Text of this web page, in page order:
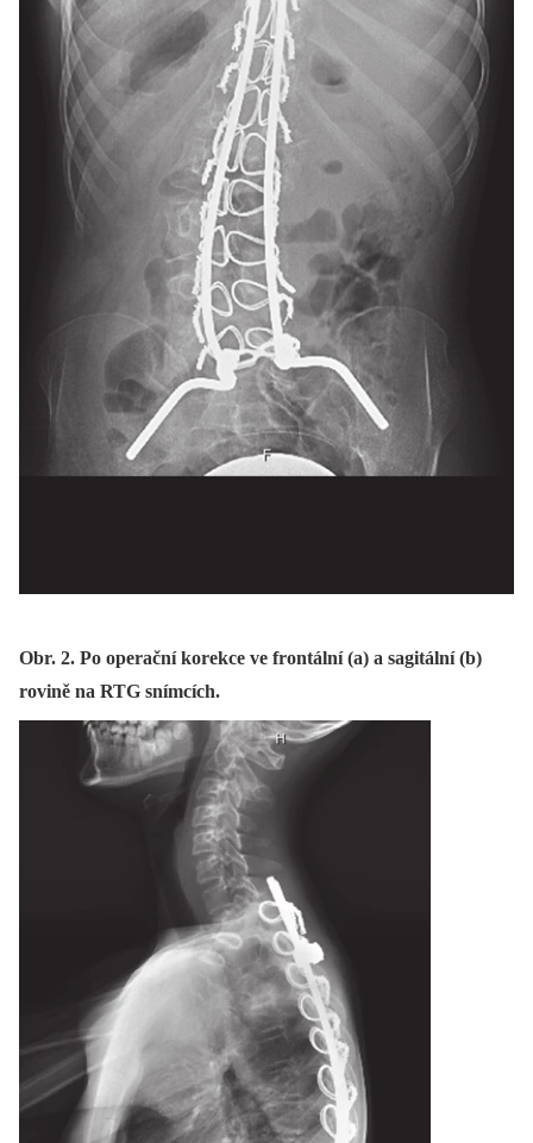
Obr. 2. Po operační korekce ve frontální (a) a sagitální (b)
rovině na RTG snímcích.